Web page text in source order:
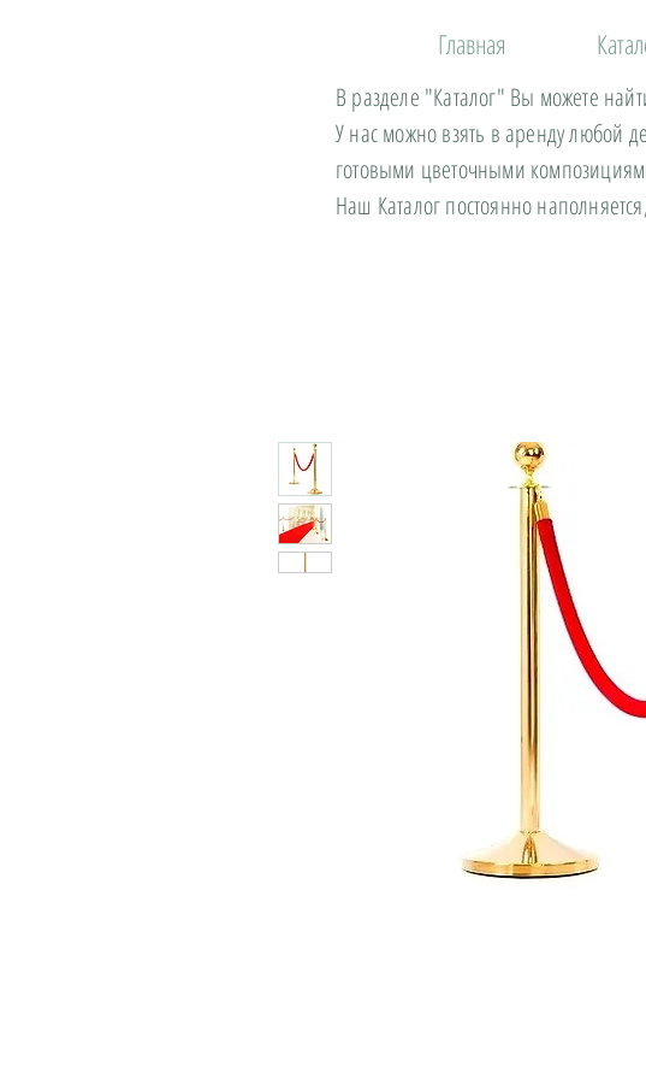
Главная
В разделе "Каталог" Вы можете
У нас можно взять в аренду любой
готовыми цветочными
Наш Каталог постоянно